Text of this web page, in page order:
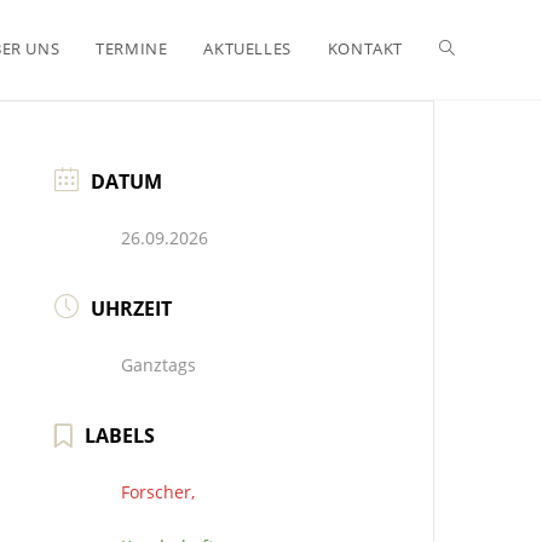
UNS TERMINE AKTUELLES KONTAKT WEBSITE-
DATUM
26.09.2026
UHRZEIT
Ganztags
LABELS
Forscher,